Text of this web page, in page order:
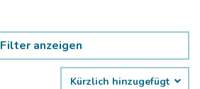
Filter anzeigen
Kürzlich hinzugefügt